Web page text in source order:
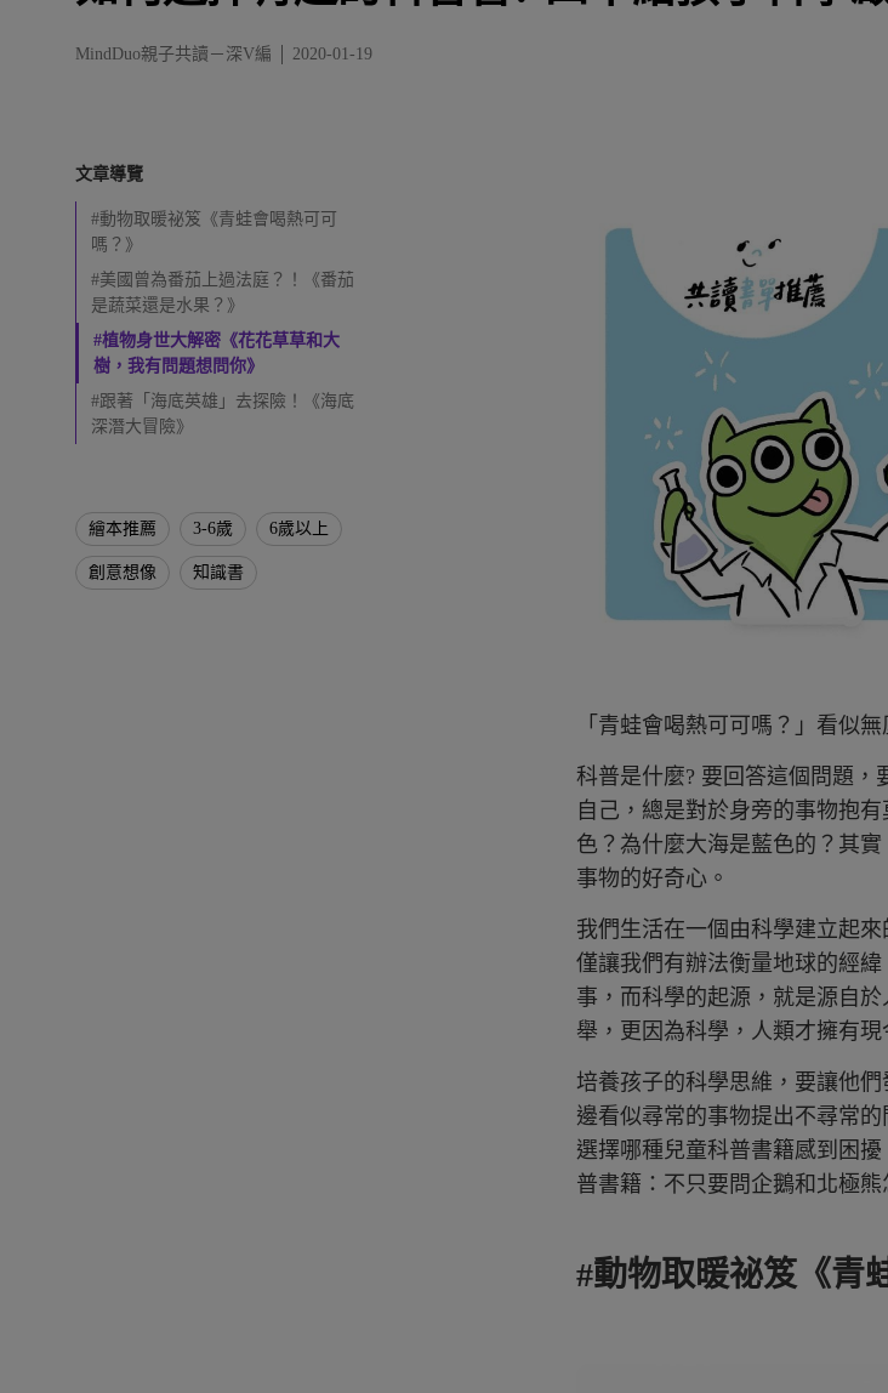
籍
MindDuo親子共讀－深V編 2020-01-19
文章導覽
#動物取暖祕笈《青蛙會喝熱可可
嗎？》
#美國曾為番茄上過法庭？！《番茄
是蔬菜還是水果？》
#植物身世大解密《花花草草和大
樹，我有問題想問你》
#跟著「海底英雄」去探險！《海底
深潛大冒險》
繪本推薦 3-6歲 6歲以上
創意想像 知識書
「青蛙會喝熱可可嗎？」看似
科普是什麼? 要回答這個問題
自己，總是對於身旁的事物抱
色？為什麼大海是藍色的？其
事物的好奇心。
我們生活在一個由科學建立起
僅讓我們有辦法衡量地球的經
事，而科學的起源，就是源自
舉，更因為科學，人類才擁有
培養孩子的科學思維，要讓他
邊看似尋常的事物提出不尋常
選擇哪種兒童科普書籍感到困擾
普書籍：不只要問企鵝和北極
#動物取暖祕笈《青